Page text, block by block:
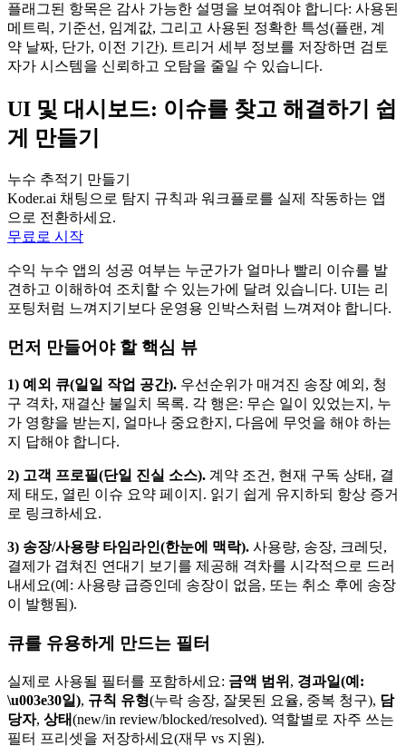
플래그된 항목은 감사 가능한 설명을 보여줘야 합니다: 사용된
메트릭, 기준선, 임계값, 그리고 사용된 정확한 특성(플랜, 계
약 날짜, 단가, 이전 기간). 트리거 세부 정보를 저장하면 검토
자가 시스템을 신뢰하고 오탐을 줄일 수 있습니다.
UI 및 대시보드: 이슈를 찾고 해결하기 쉽
게 만들기
누수 추적기 만들기
Koder.ai 채팅으로 탐지 규칙과 워크플로를 실제 작동하는 앱
으로 전환하세요.
무료로 시작
수익 누수 앱의 성공 여부는 누군가가 얼마나 빨리 이슈를 발
견하고 이해하여 조치할 수 있는가에 달려 있습니다. UI는 리
포팅처럼 느껴지기보다 운영용 인박스처럼 느껴져야 합니다.
먼저 만들어야 할 핵심 뷰
1) 예외 큐(일일 작업 공간). 우선순위가 매겨진 송장 예외, 청
구 격차, 재결산 불일치 목록. 각 행은: 무슨 일이 있었는지, 누
가 영향을 받는지, 얼마나 중요한지, 다음에 무엇을 해야 하는
지 답해야 합니다.
2) 고객 프로필(단일 진실 소스). 계약 조건, 현재 구독 상태, 결
제 태도, 열린 이슈 요약 페이지. 읽기 쉽게 유지하되 항상 증거
로 링크하세요.
3) 송장/사용량 타임라인(한눈에 맥락). 사용량, 송장, 크레딧,
결제가 겹쳐진 연대기 보기를 제공해 격차를 시각적으로 드러
내세요(예: 사용량 급증인데 송장이 없음, 또는 취소 후에 송장
이 발행됨).
큐를 유용하게 만드는 필터
실제로 사용될 필터를 포함하세요: 금액 범위 , 경과일(예:
\u003e30일), 규칙 유형(누락 송장, 잘못된 요율, 중복 청구), 담
당자, 상태(new/in review/blocked/resolved). 역할별로 자주 쓰는
필터 프리셋을 저장하세요(재무 vs 지원).